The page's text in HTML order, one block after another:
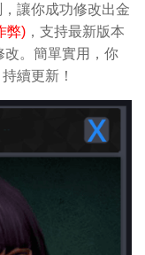
讓你成功修改出金
弊) ，支持最新版本
改。簡單實用，你
續更新！